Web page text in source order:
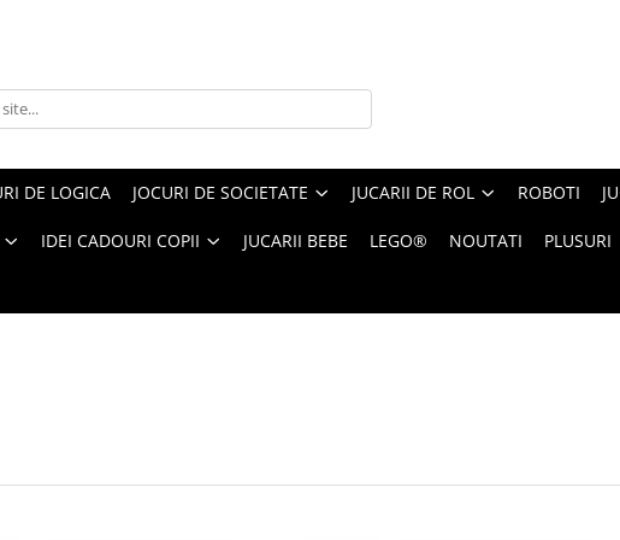
DE LOGICA JOCURI DE SOCIETATE JUCARII DE ROL ROBOTI
IDEI CADOURI COPII JUCARII BEBE LEGO® NOUTATI PLUSURI